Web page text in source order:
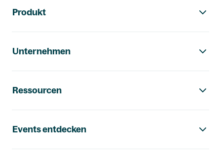
Produkt
Unternehmen
Ressourcen
Events entdecken